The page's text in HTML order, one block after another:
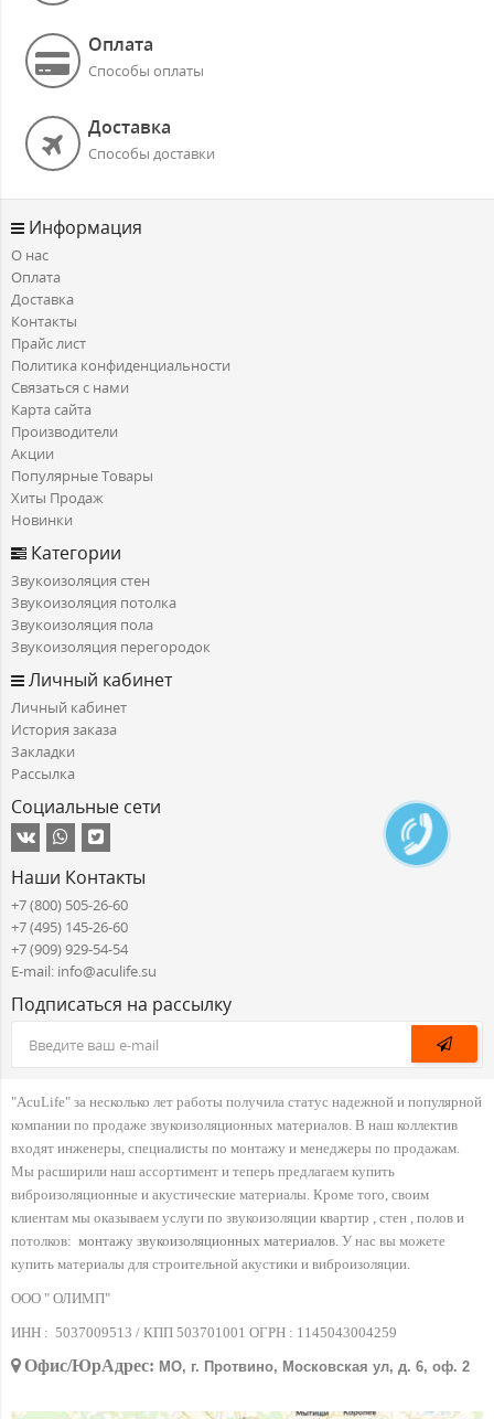
Оплата
Способы оплаты
Доставка
Способы доставки
Информация
О нас
Оплата
Доставка
Контакты
Прайс лист
Политика конфиденциальности
Связаться с нами
Карта сайта
Производители
Акции
Популярные Товары
Хиты Продаж
Новинки
Категории
Звукоизоляция стен
Звукоизоляция потолка
Звукоизоляция пола
Звукоизоляция перегородок
Личный кабинет
Личный кабинет
История заказа
Закладки
Рассылка
Социальные сети
Наши Контакты
+7 (800) 505-26-60
+7 (495) 145-26-60
+7 (909) 929-54-54
E-mail: info@aculife.su
Подписаться на рассылку
"AcuLife" за несколько лет работы получила статус надежной и популярной
компании по продаже звукоизоляционных материалов. В наш коллектив
входят инженеры, специалисты по монтажу и менеджеры по продажам.
Мы расширили наш ассортимент и теперь предлагаем купить
виброизоляционные и акустические материалы. Кроме того, своим
клиентам мы оказываем услуги по звукоизоляции квартир , стен , полов и
потолков: монтажу звукоизоляционных материалов. У нас вы можете
купить материалы для строительной акустики и виброизоляции.
ООО " ОЛИМП"
ИНН : 5037009513 / КПП 503701001 ОГРН : 1145043004259
Офис/ЮрАдрес: МО, г. Протвино, Московская ул, д. 6, оф. 2